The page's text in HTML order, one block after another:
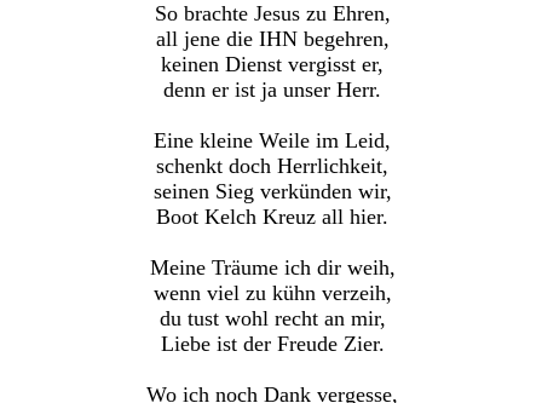
So brachte Jesus zu Ehren,
all jene die IHN begehren,
keinen Dienst vergisst er,
denn er ist ja unser Herr.
Eine kleine Weile im Leid,
schenkt doch Herrlichkeit,
seinen Sieg verkünden wir,
Boot Kelch Kreuz all hier.
Meine Träume ich dir weih,
wenn viel zu kühn verzeih,
du tust wohl recht an mir,
Liebe ist der Freude Zier.
Wo ich noch Dank vergesse,